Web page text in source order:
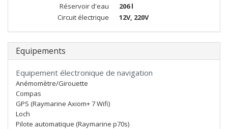
Réservoir d'eau
206 l
Circuit électrique
12V, 220V
Equipements
Equipement électronique de navigation
Anémomètre/Girouette
Compas
GPS (Raymarine Axiom+ 7 Wifi)
Loch
Pilote automatique (Raymarine p70s)